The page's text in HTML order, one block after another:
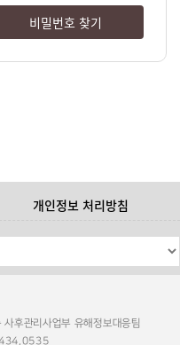
비밀번호 찾기
개인정보 처리방침
후관리사업부 유해정보대응팀